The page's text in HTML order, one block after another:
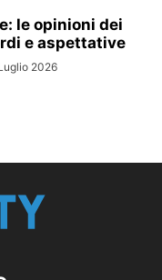
le opinioni dei
e aspettative
2026